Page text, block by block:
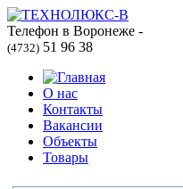
Телефон в Воронеже -
(4732) 51 96 38
О нас
Контакты
Вакансии
Объекты
Товары